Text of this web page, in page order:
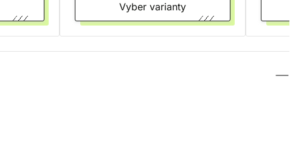
Vyber varianty